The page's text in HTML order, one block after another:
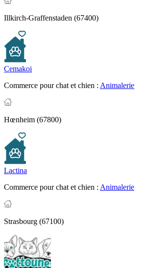
Illkirch-Graffenstaden (67400)
Cemakoi
Commerce pour chat et chien : Animalerie
Hœnheim (67800)
Lactina
Commerce pour chat et chien : Animalerie
Strasbourg (67100)